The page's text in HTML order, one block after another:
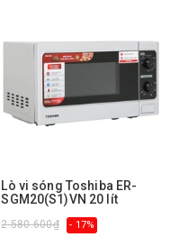
Lò vi sóng Toshiba ER-
SGM20(S1)VN 20 lít
2.580.600₫ - 17%